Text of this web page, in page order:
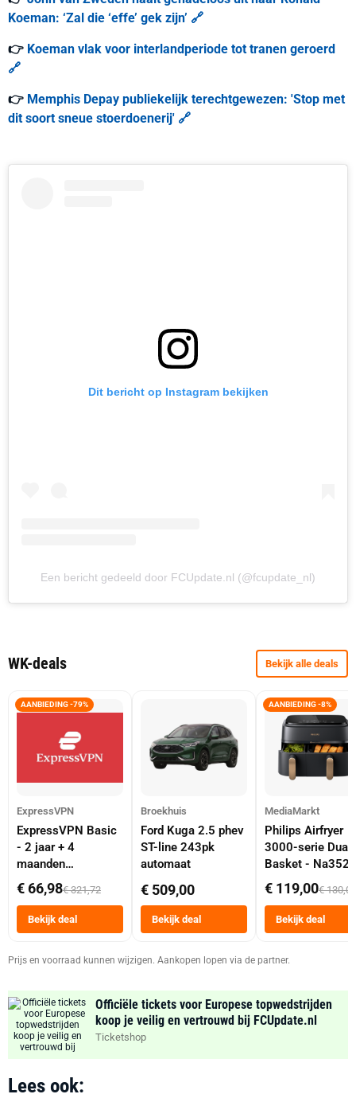
Koeman: ‘Zal die ‘effe’ gek zijn’ 🔗
👉 Koeman vlak voor interlandperiode tot tranen geroerd
🔗
👉 Memphis Depay publiekelijk terechtgewezen: 'Stop met
dit soort sneue stoerdoenerij' 🔗
Dit bericht op Instagram bekijken
Een bericht gedeeld door FCUpdate.nl (@fcupdate_nl)
WK-deals Bekijk alle deals
AANBIEDING -79%
ExpressVPN
ExpressVPN Basic
- 2 jaar + 4
maanden
abonnement
€ 66,98€ 321,72
Bekijk deal
Broekhuis
Ford Kuga 2.5 phev
ST-line 243pk
automaat
€ 509,00
Bekijk deal
AANBIEDING -8%
MediaMarkt
Philips Airfryer
3000-serie Dual
Basket -
Dubbele Mand 9
Tot 6 Personen
Heteluchtfriteuse
Zwart
€ 119,00€ 130,00
Bekijk deal
Prijs en voorraad kunnen wijzigen. Aankopen lopen via de partner.
Officiële tickets voor Europese topwedstrijden
koop je veilig en vertrouwd bij FCUpdate.nl
Ticketshop
Lees ook: